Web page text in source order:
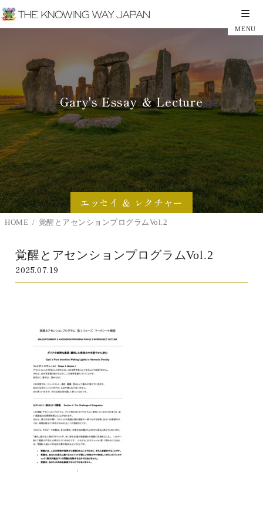
エッセイ ＆ レクチャー
Gary's Essay ＆ Lecture
HOME 覚醒とアセンションプログラムVol.2
覚醒とアセンションプログラムVol.2
2025.07.19